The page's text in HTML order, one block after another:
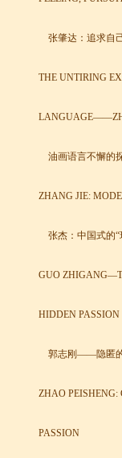
张肇达：追求自
THE UNTIRING
LANGUAGE——
油画语言不懈
ZHANG JIE:
张杰：中国式的“
GUO ZHIGANG—
HIDDEN PASSION
郭志刚——隐匿
ZHAO PEISHENG:
PASSION